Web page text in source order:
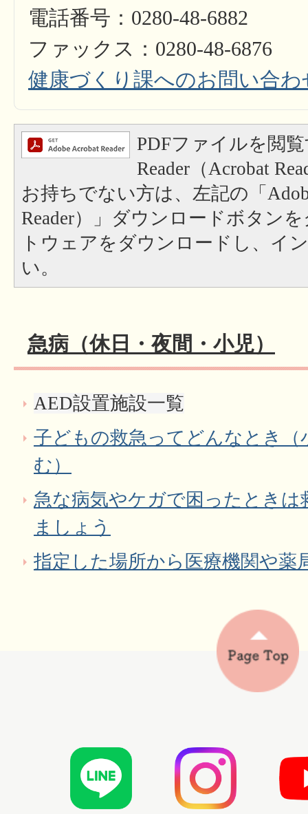
電話番号：0280-48-6882
ファックス：0280-48-6876
健康づくり課へのお問い合わ
PDFファイルを閲
Reader（Acrobat
お持ちでない方は、左記の「
Reader）」ダウンロードボタン
トウェアをダウンロードし、イ
い。
急病（休日・夜間・小児）
AED設置施設一覧
子どもの救急ってどんなとき（
む）
急な病気やケガで困ったときは
ましょう
指定した場所から医療機関や薬